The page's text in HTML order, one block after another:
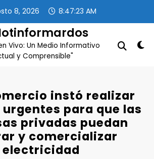
8, 2026 8:47:23 AM
Vivo: Un Medio Informativo
y Comprensible"
instó realizar
para que las
privadas puedan
y comercializar
electricidad